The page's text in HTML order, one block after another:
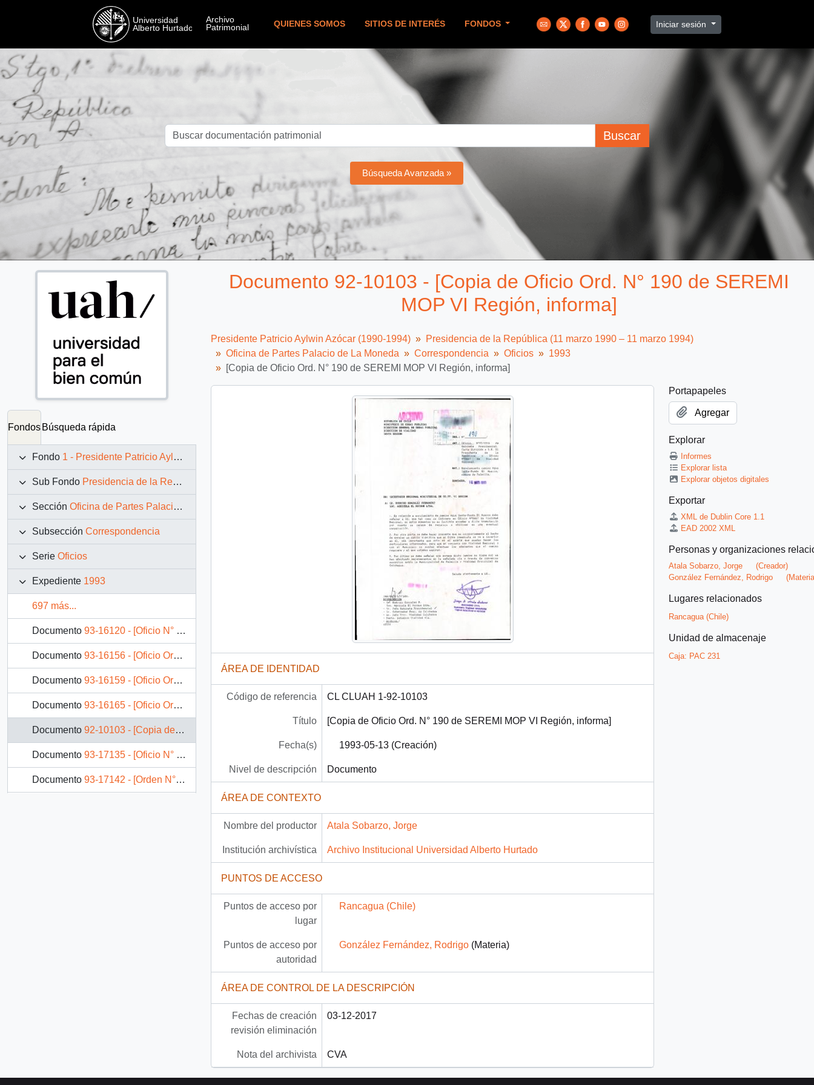
QUIENES SOMOS SITIOS DE INTERÉS FONDOS Iniciar sesión
Buscar
Búsqueda Avanzada »
Fondos Búsqueda rápida
Fondo 1 - Presidente Patricio Aylwin Azócar (1990-1994)
Sub Fondo Presidencia de la República (11 marzo 1990 – 11 marzo 1994)
Sección Oficina de Partes Palacio de La Moneda
Subsección Correspondencia
Serie Oficios
Expediente 1993
697 más...
Documento 93-16120 - [Oficio N° 1318 de Cámara de Diputados, informa aprobación de proyecto de ley que se indica]
Documento 93-16156 - [Oficio Ord. N° 385 de Director Administrador Teatro Municipal, remite programación]
Documento 93-16159 - [Oficio Ord. N° 386 de Director Administrador Teatro Municipal, remite programación]
Documento 93-16165 - [Oficio Ord. N° 385 de Director Administrador Teatro Municipal, remite programación]
Documento 92-10103 - [Copia de Oficio Ord. N° 190 de SEREMI MOP VI Región, informa]
Documento 93-17135 - [Oficio N° 513 de SEREMI Vivienda y Urbanismo II Región]
Documento 93-17142 - [Orden N° 1114 de SEREMI de Vivienda V Región]
Documento 92-10103 - [Copia de Oficio Ord. N° 190 de SEREMI
MOP VI Región, informa]
Presidente Patricio Aylwin Azócar (1990-1994)
Presidencia de la República (11 marzo 1990 – 11 marzo 1994)
Oficina de Partes Palacio de La Moneda
Correspondencia Oficios
1993
[Copia de Oficio Ord. N° 190 de SEREMI MOP VI Región, informa]
ÁREA DE IDENTIDAD
Código de referencia CL CLUAH 1-92-10103
Título [Copia de Oficio Ord. N° 190 de SEREMI MOP VI Región, informa]
Fecha(s) 1993-05-13 (Creación)
Nivel de descripción Documento
ÁREA DE CONTEXTO
Nombre del productor Atala Sobarzo, Jorge
Institución archivística Archivo Institucional Universidad Alberto Hurtado
PUNTOS DE ACCESO
Puntos de acceso por
lugar
Rancagua (Chile)
Puntos de acceso por
autoridad
González Fernández, Rodrigo(Materia)
ÁREA DE CONTROL DE LA DESCRIPCIÓN
Fechas de creación
revisión eliminación
03-12-2017
Nota del archivista CVA
Portapapeles
Agregar
Explorar
Informes
Explorar lista
Explorar objetos digitales
Exportar
XML de Dublin Core 1.1
EAD 2002 XML
Personas y organizaciones
Atala Sobarzo, Jorge
(Creador)
González Fernández, Rodrigo
Lugares relacionados
Rancagua (Chile)
Unidad de almacenaje
Caja: PAC 231